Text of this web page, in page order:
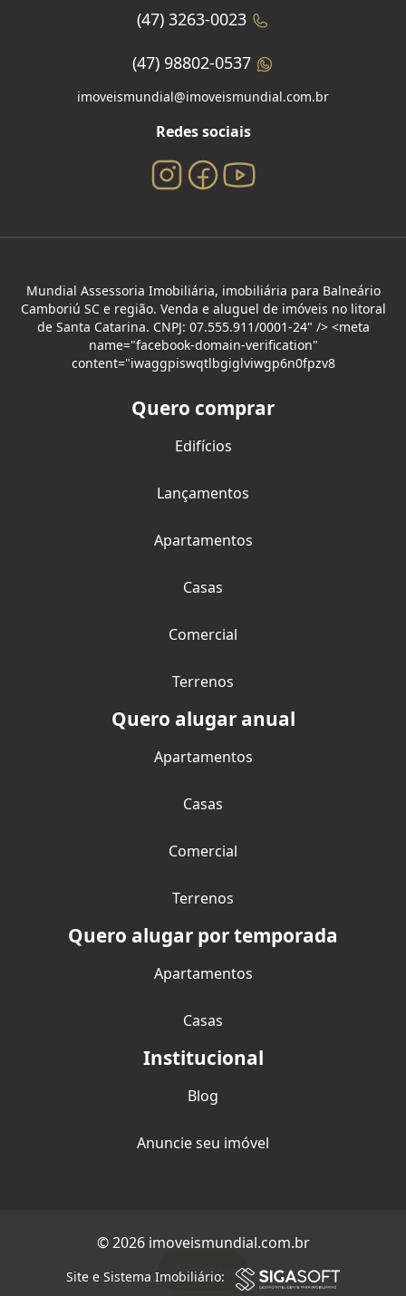
Filtro
(47) 3263-0023
(47) 98802-0537
imoveismundial@imoveismundial.com.br
Redes sociais
Mundial Assessoria Imobiliária, imobiliária para Balneário
Camboriú SC e região. Venda e aluguel de imóveis no litoral
de Santa Catarina. CNPJ: 07.555.911/0001-24" /> <meta
name="facebook-domain-verification"
content="iwaggpiswqtlbgiglviwgp6n0fpzv8
Quero comprar
Edifícios
Lançamentos
Apartamentos
Casas
Comercial
Terrenos
Quero alugar anual
Apartamentos
Casas
Comercial
Terrenos
Quero alugar por temporada
Apartamentos
Casas
Institucional
Blog
Anuncie seu imóvel
© 2026 imoveismundial.com.br
Site e Sistema Imobiliário: